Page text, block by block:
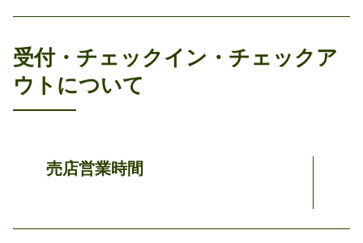
受付・チェックイン・チェックア
ウトについて
売店営業時間